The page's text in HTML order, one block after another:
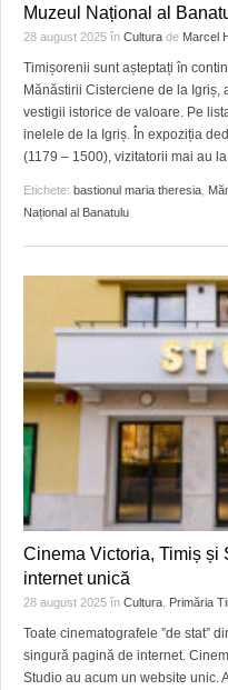
Muzeul Național al
28 august 2025 în Cultura de Marcel
Timișorenii sunt așteptați în
Mănăstirii Cisterciene de la
vestigii istorice de valoare. Pe
inelele de la Igriș. În expoziția
(1179 – 1500), vizitatorii mai au
Etichete: bastionul maria theresia
Național al Banatulu
Cinema Victoria, Timiș și
internet unică
28 august 2025 în Cultura Primăria
Toate cinematografele ”de stat”
singură pagină de internet.
Studio au acum un website unic.